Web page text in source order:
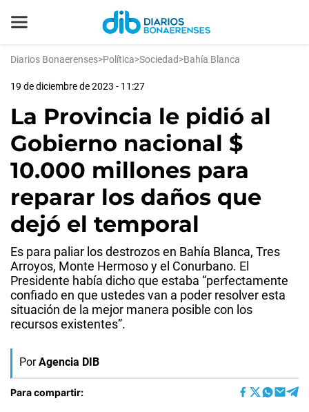
Diarios Bonaerenses>Política>Sociedad>Bahía Blanca
19 de diciembre de 2023 - 11:27
La Provincia le pidió al
Gobierno nacional $
10.000 millones para
reparar los daños que
dejó el temporal
Es para paliar los destrozos en Bahía Blanca, Tres
Arroyos, Monte Hermoso y el Conurbano. El
Presidente había dicho que estaba “perfectamente
confiado en que ustedes van a poder resolver esta
situación de la mejor manera posible con los
recursos existentes”.
Por Agencia DIB
Para compartir: